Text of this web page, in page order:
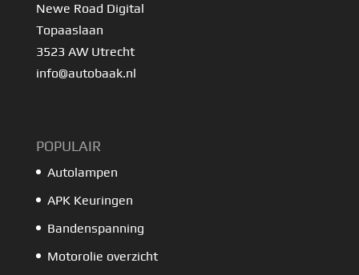
Newe Road Digital
Topaaslaan
3523 AW Utrecht
info@autobaak.nl
POPULAIR
Autolampen
APK Keuringen
Bandenspanning
Motorolie overzicht